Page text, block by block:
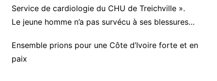
Service de cardiologie du CHU de Treichville ».
Le jeune homme n’a pas survécu à ses blessures…
Ensemble prions pour une Côte d’Ivoire forte et en
paix